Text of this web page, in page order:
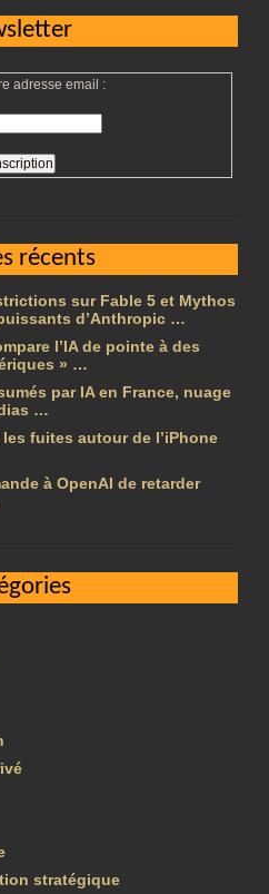
adresse email :
récents
sur Fable 5 et Mythos
d’Anthropic …
l’IA de pointe à des
» …
par IA en France, nuage
…
fuites autour de l’iPhone
à OpenAI de retarder
stratégique